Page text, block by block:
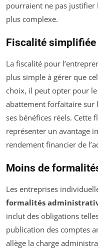
pourraient ne pas justifier
plus complexe.
Fiscalité simplifiée
La fiscalité pour
plus simple à gérer que
choix, il peut opter pour
abattement forfaitaire sur
ses bénéfices réels. Cette
représenter un avantage
rendement financier de
Moins de
Les entreprises
formalités
inclut des obligations
publication des comptes
allège la charge